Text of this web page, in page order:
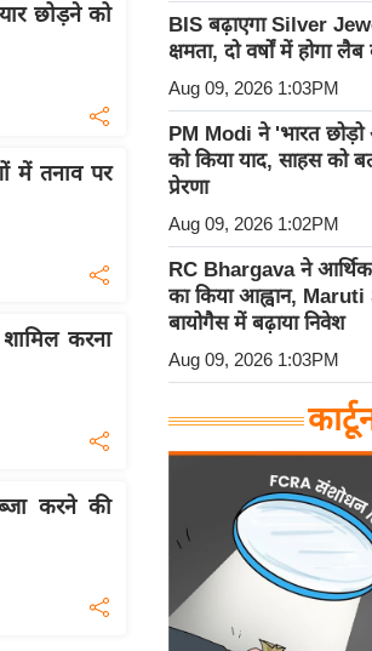
छोड़ने को
में तनाव पर
करना
करने की
BIS बढ़ाएगा Silver
क्षमता, दो वर्षों में होगा लैब
Aug 09, 2026 1:03PM
PM Modi ने 'भारत छोड़ो
को किया याद, साहस को
प्रेरणा
Aug 09, 2026 1:02PM
RC Bhargava ने
का किया आह्वान,
बायोगैस में बढ़ाया निवेश
Aug 09, 2026 1:03PM